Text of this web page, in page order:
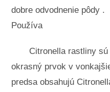
dobre odvodnenie pôdy .
Používa
Citronella rastliny
okrasný prvok v
predsa obsahujú